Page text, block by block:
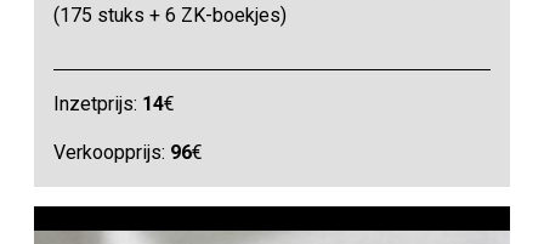
(175 stuks + 6 ZK-boekjes)
Inzetprijs: 14€
Verkoopprijs: 96€